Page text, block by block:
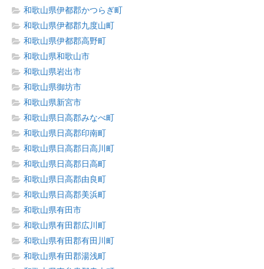
和歌山県伊都郡かつらぎ町
和歌山県伊都郡九度山町
和歌山県伊都郡高野町
和歌山県和歌山市
和歌山県岩出市
和歌山県御坊市
和歌山県新宮市
和歌山県日高郡みなべ町
和歌山県日高郡印南町
和歌山県日高郡日高川町
和歌山県日高郡日高町
和歌山県日高郡由良町
和歌山県日高郡美浜町
和歌山県有田市
和歌山県有田郡広川町
和歌山県有田郡有田川町
和歌山県有田郡湯浅町